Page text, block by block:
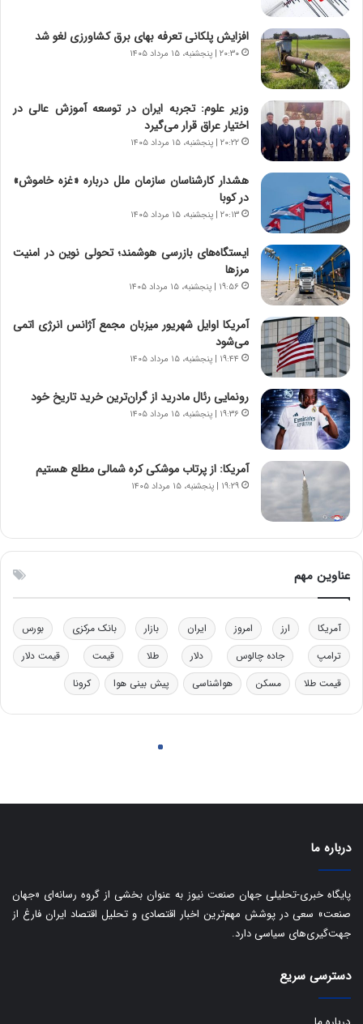
درباره ما
پایگاه خبری-تحلیلی جهان صنعت نیوز به عنوان بخشی از گروه رسانه‌ای «جهان
صنعت» سعی در پوشش مهم‌ترین اخبار اقتصادی و تحلیل اقتصاد ایران فارغ از
جهت‌گیری‌های سیاسی دارد.
دسترسی سریع